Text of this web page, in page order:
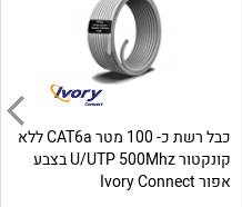
כבל רשת כ- 100 מטר CAT6a ללא
קונקטור U/UTP 500Mhz בצבע
אפור Ivory Connect